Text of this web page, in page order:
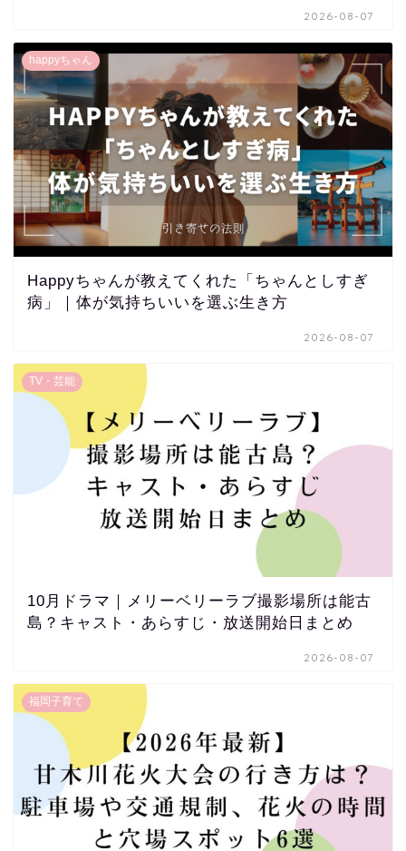
2026-08-07
happyちゃん
Happyちゃんが教えてくれた「ちゃんとしすぎ
病」｜体が気持ちいいを選ぶ生き方
2026-08-07
TV・芸能
10月ドラマ｜メリーベリーラブ撮影場所は能古
島？キャスト・あらすじ・放送開始日まとめ
2026-08-07
福岡子育て